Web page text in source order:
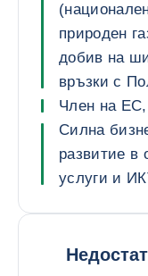
природен
добив на
връзки с
Член на
Силна
развитие в
услуги и